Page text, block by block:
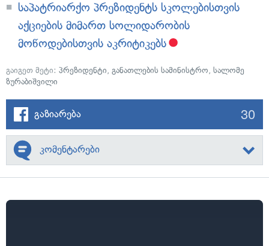
საპატრიარქო პრეზიდენტს სკოლებისთვის
აქციების მიმართ სოლიდარობის
მოწოდებისთვის აკრიტიკებს
გაიგეთ მეტი: პრეზიდენტი, განათლების სამინისტრო, სალომე
ზურაბიშვილი
გაზიარება 30
კომენტარები